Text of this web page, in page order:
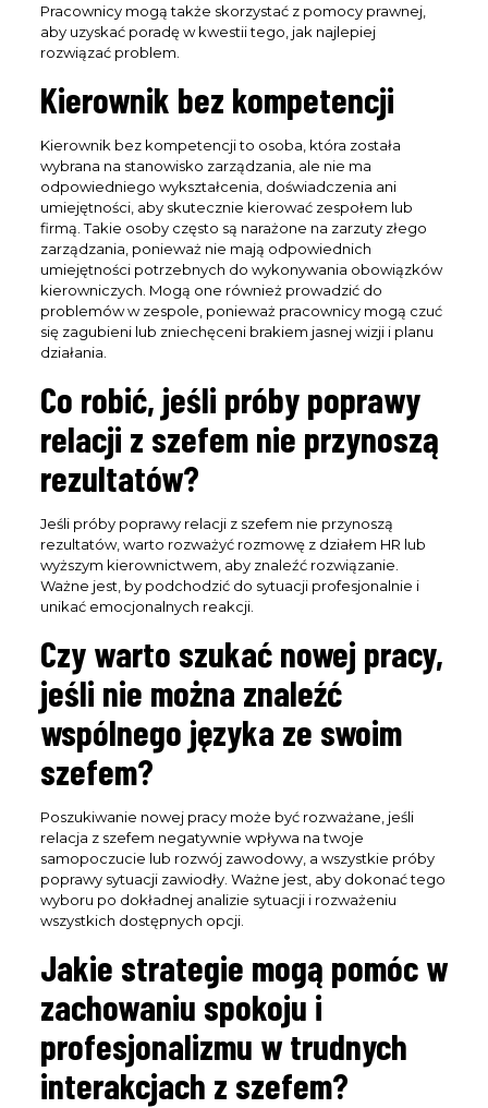
Pracownicy mogą także skorzystać z pomocy prawnej,
aby uzyskać poradę w kwestii tego, jak najlepiej
rozwiązać problem.
Kierownik bez kompetencji
Kierownik bez kompetencji to osoba, która została
wybrana na stanowisko zarządzania, ale nie ma
odpowiedniego wykształcenia, doświadczenia ani
umiejętności, aby skutecznie kierować zespołem lub
firmą. Takie osoby często są narażone na zarzuty złego
zarządzania, ponieważ nie mają odpowiednich
umiejętności potrzebnych do wykonywania obowiązków
kierowniczych. Mogą one również prowadzić do
problemów w zespole, ponieważ pracownicy mogą czuć
się zagubieni lub zniechęceni brakiem jasnej wizji i planu
działania.
Co robić, jeśli próby poprawy
relacji z szefem nie przynoszą
rezultatów?
Jeśli próby poprawy relacji z szefem nie przynoszą
rezultatów, warto rozważyć rozmowę z działem HR lub
wyższym kierownictwem, aby znaleźć rozwiązanie.
Ważne jest, by podchodzić do sytuacji profesjonalnie i
unikać emocjonalnych reakcji.
Czy warto szukać nowej pracy,
jeśli nie można znaleźć
wspólnego języka ze swoim
szefem?
Poszukiwanie nowej pracy może być rozważane, jeśli
relacja z szefem negatywnie wpływa na twoje
samopoczucie lub rozwój zawodowy, a wszystkie próby
poprawy sytuacji zawiodły. Ważne jest, aby dokonać tego
wyboru po dokładnej analizie sytuacji i rozważeniu
wszystkich dostępnych opcji.
Jakie strategie mogą pomóc w
zachowaniu spokoju i
profesjonalizmu w trudnych
interakcjach z szefem?